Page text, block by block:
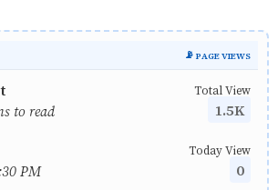
📡 PAGE VIEWS
to read
Total View
1.5K
PM
Today View
0